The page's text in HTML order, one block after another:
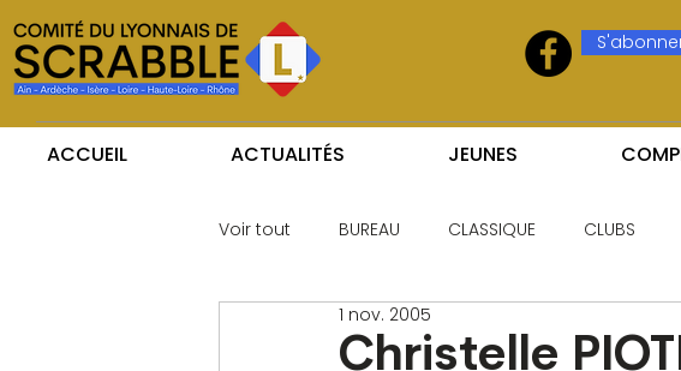
ACCUEIL ACTUALITÉS JEUNES
Voir tout BUREAU CLASSIQUE CLUBS
Christelle
1 nov. 2005